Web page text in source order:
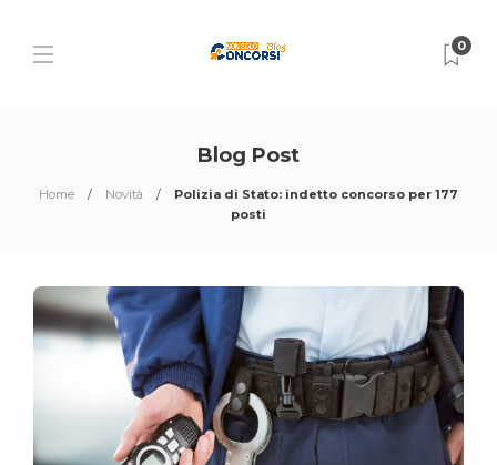
0
Blog Post
Home Novità
Polizia di Stato: indetto concorso per 177
posti